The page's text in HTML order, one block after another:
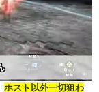
ホスト以外一切狙わ